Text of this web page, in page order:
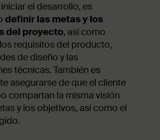
el desarrollo, es
definir las metas y los
del proyecto, así como
requisitos del producto,
de diseño y las
técnicas. También es
asegurarse de que el cliente
compartan la misma visión
y los objetivos, así como el